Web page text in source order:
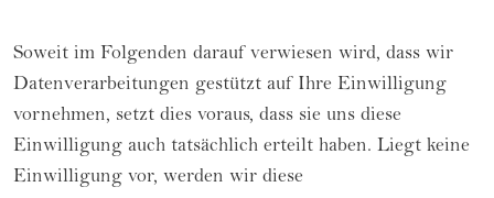
Soweit im Folgenden darauf verwiesen wird, dass wir
Datenverarbeitungen gestützt auf Ihre Einwilligung
vornehmen, setzt dies voraus, dass sie uns diese
Einwilligung auch tatsächlich erteilt haben. Liegt keine
Einwilligung vor, werden wir diese